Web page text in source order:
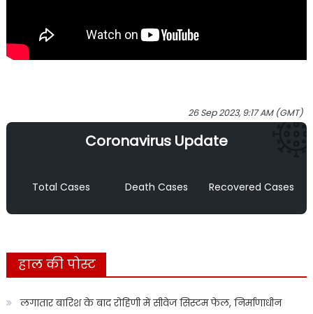
26 Sep 2023, 9:17 AM (GMT)
Coronavirus Update
Total Cases Death Cases Recovered Cases
हाल की पोस्ट
लगातार बारिश के बाद रोहिणी में सीवेज सिस्टम फेल, निर्माणाधीन